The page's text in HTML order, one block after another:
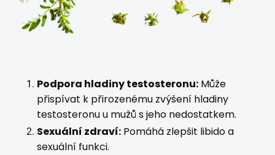
Podpora hladiny testosteronu: Může
přispívat k přirozenému zvýšení hladiny
testosteronu u mužů s jeho nedostatkem.
Sexuální zdraví: Pomáhá zlepšit libido a
sexuální funkci.